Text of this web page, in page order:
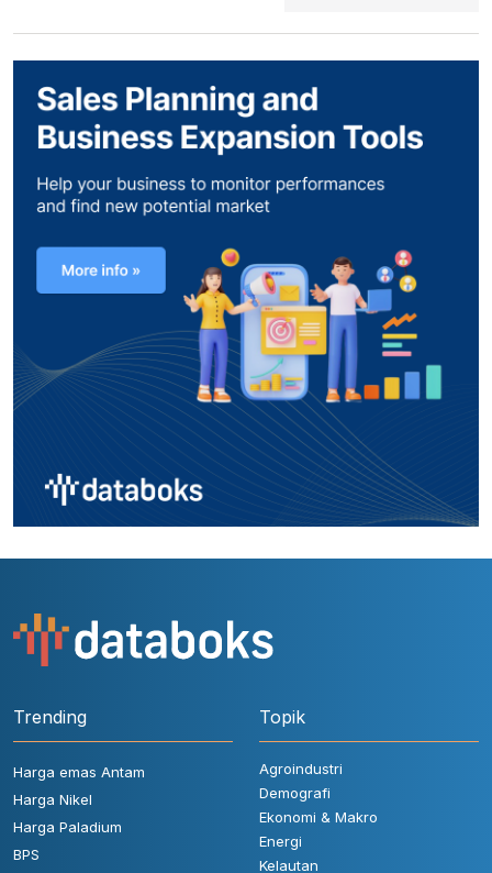
Trending
Harga emas Antam
Harga Nikel
Harga Paladium
BPS
Topik
Agroindustri
Demografi
Ekonomi & Makro
Energi
Kelautan